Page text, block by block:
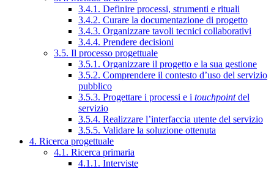
3.4.1. Definire processi, strumenti e rituali
3.4.2. Curare la documentazione di progetto
3.4.3. Organizzare tavoli tecnici collaborativi
3.4.4. Prendere decisioni
3.5. Il processo progettuale
3.5.1. Organizzare il progetto e la sua gestione
3.5.2. Comprendere il contesto d’uso del servizio
pubblico
3.5.3. Progettare i processi e i touchpointdel
servizio
3.5.4. Realizzare l’interfaccia utente del servizio
3.5.5. Validare la soluzione ottenuta
4. Ricerca progettuale
4.1. Ricerca primaria
4.1.1. Interviste